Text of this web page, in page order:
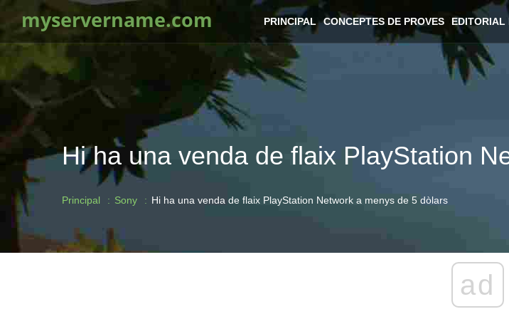
myservername.com PRINCIPAL CONCEPTES DE PROVES EDITORIAL
Hi ha una venda de flaix PlayStation
Principal Sony Hi ha una venda de flaix PlayStation Network a menys de 5 dòlars
ad